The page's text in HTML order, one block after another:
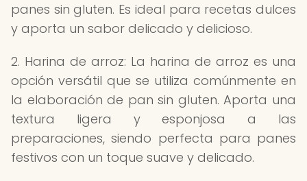
panes sin gluten. Es ideal para recetas dulces
y aporta un sabor delicado y delicioso.
2. Harina de arroz: La harina de arroz es una
opción versátil que se utiliza comúnmente en
la elaboración de pan sin gluten. Aporta una
textura ligera y esponjosa a las
preparaciones, siendo perfecta para panes
festivos con un toque suave y delicado.